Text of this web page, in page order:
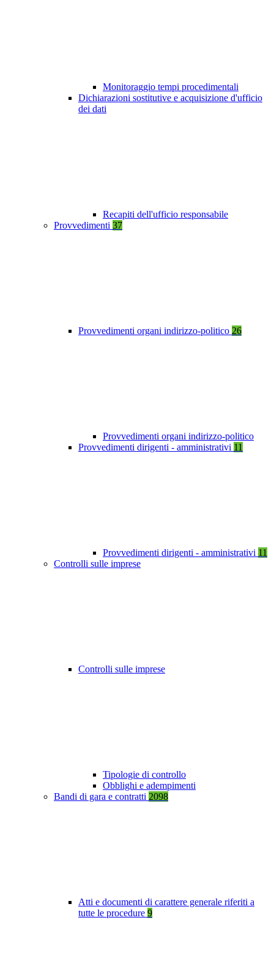
Monitoraggio tempi procedimentali
Dichiarazioni sostitutive e acquisizione d'ufficio
dei dati
Recapiti dell'ufficio responsabile
Provvedimenti 37
Provvedimenti organi indirizzo-politico 26
Provvedimenti organi indirizzo-politico
Provvedimenti dirigenti - amministrativi 11
Provvedimenti dirigenti - amministrativi 11
Controlli sulle imprese
Controlli sulle imprese
Tipologie di controllo
Obblighi e adempimenti
Bandi di gara e contratti 2098
Atti e documenti di carattere generale riferiti a
tutte le procedure 9